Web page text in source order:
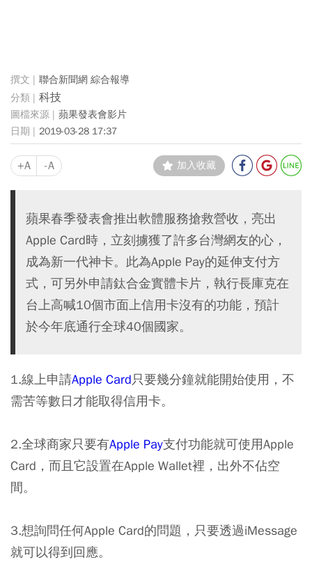
聯合新聞網 綜合報導
科技
蘋果發表會影片
2019-03-28 17:37
+A -A 加入收藏
蘋果春季發表會推出軟體服務搶救營收，亮出
Apple Card時，立刻擄獲了許多台灣網友的心，
成為新一代神卡。此為Apple Pay的延伸支付方
式，可另外申請鈦合金實體卡片，執行長庫克在
台上高喊10個市面上信用卡沒有的功能，預計
於今年底通行全球40個國家。
1.線上申請Apple Card只要幾分鐘就能開始使用，不
需苦等數日才能取得信用卡。
2.全球商家只要有Apple Pay支付功能就可使用Apple
Card，而且它設置在Apple Wallet裡，出外不佔空
間。
3.想詢問任何Apple Card的問題，只要透過iMessage
就可以得到回應。